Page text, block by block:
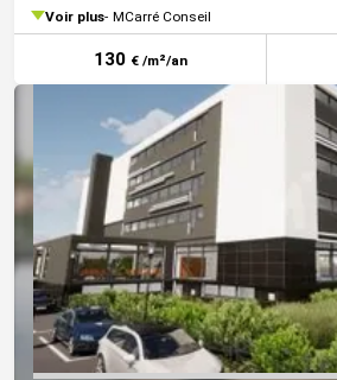
Voir plus MCarré Conseil
130 € /m²/an